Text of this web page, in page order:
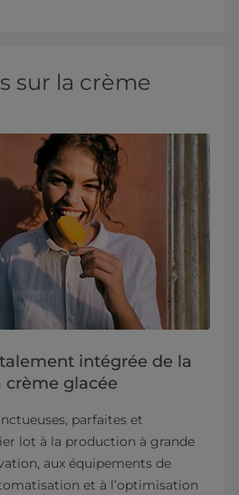
sur la crème
intégrée de la
crème glacée
parfaites et
lot à la production à grande
aux équipements de
et à l’optimisation